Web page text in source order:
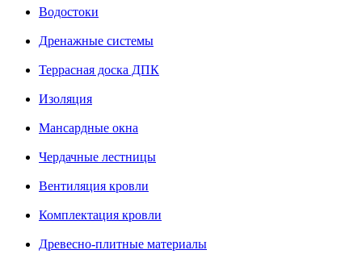
Водостоки
Дренажные системы
Террасная доска ДПК
Изоляция
Мансардные окна
Чердачные лестницы
Вентиляция кровли
Комплектация кровли
Древесно-плитные материалы